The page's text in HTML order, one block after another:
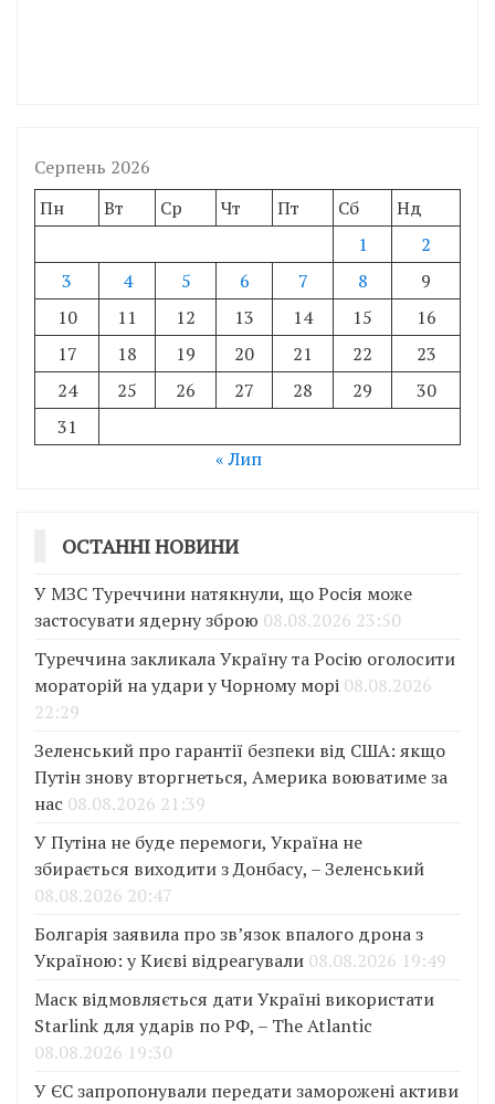
Серпень 2026
Пн
Вт Ср Чт Пт Сб
Нд
1
2
3
4 5 6 7 8
9
10
11 12 13 14 15
16
17
18 19 20 21 22
23
24
25 26 27 28 29
30
31
« Лип
ОСТАННІ НОВИНИ
У МЗС Туреччини натякнули, що Росія може
застосувати ядерну зброю 08.08.2026 23:50
Туреччина закликала Україну та Росію оголосити
мораторій на удари у Чорному морі 08.08.2026
22:29
Зеленський про гарантії безпеки від США: якщо
Путін знову вторгнеться, Америка воюватиме за
нас 08.08.2026 21:39
У Путіна не буде перемоги, Україна не
збирається виходити з Донбасу, – Зеленський
08.08.2026 20:47
Болгарія заявила про зв’язок впалого дрона з
Україною: у Києві відреагували 08.08.2026 19:49
Маск відмовляється дати Україні використати
Starlink для ударів по РФ, – The Atlantic
08.08.2026 19:30
У ЄС запропонували передати заморожені активи